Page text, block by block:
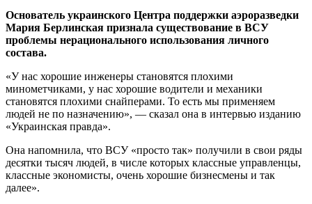
Основатель украинского Центра поддержки аэроразведки
Мария Берлинская признала существование в ВСУ
проблемы нерационального использования личного
состава.
«У нас хорошие инженеры становятся плохими
минометчиками, у нас хорошие водители и механики
становятся плохими снайперами. То есть мы применяем
людей не по назначению», — сказал она в интервью изданию
«Украинская правда».
Она напомнила, что ВСУ «просто так» получили в свои ряды
десятки тысяч людей, в числе которых классные управленцы,
классные экономисты, очень хорошие бизнесмены и так
далее».